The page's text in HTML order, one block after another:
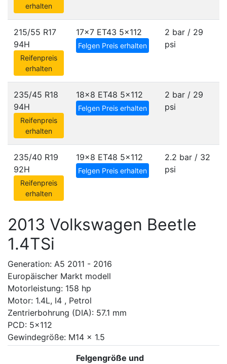
erhalten
215/55 R17
94H
Reifenpreis
erhalten
17x7 ET43 5x112
Felgen Preis erhalten
2 bar / 29
psi
235/45 R18
94H
Reifenpreis
erhalten
18x8 ET48 5x112
Felgen Preis erhalten
2 bar / 29
psi
235/40 R19
92H
Reifenpreis
erhalten
19x8 ET48 5x112
Felgen Preis erhalten
2.2 bar / 32
psi
2013 Volkswagen Beetle
1.4TSi
Generation: A5 2011 - 2016
Europäischer Markt modell
Motorleistung: 158 hp
Motor: 1.4L, I4 , Petrol
Zentrierbohrung (DIA): 57.1 mm
PCD: 5x112
Gewindegröße: M14 x 1.5
Felgengröße und